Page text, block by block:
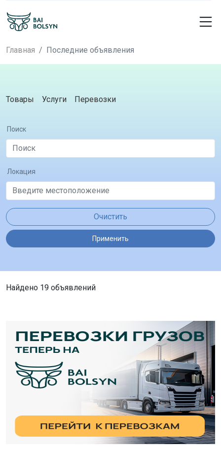
Главная Последние объявления
Товары Услуги Перевозки
Поиск
Локация
Очистить
Применить
Найдено 19 объявлений